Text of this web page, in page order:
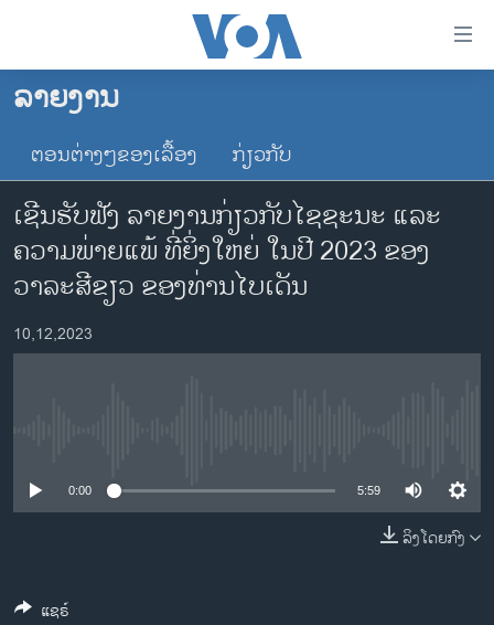
ເຂົ້າ
ຂ້າມ
ຂ້າມ
ໄປ
ຫາ
ຊອກ
ໂຮມເພຈ
ລາວ
ອາເມຣິກາ
ການເລືອກຕັ້ງ ປະທານາທີບໍດີ ສະຫະລັດ 2024
ຂ່າວ​ຈີນ
ເອເຊຍ
ວິທະຍາສາດ-ເທັກໂນໂລຈີ
ພາສາອັງກິດ
ລາຍງານ
ຕອນຕ່າງໆຂອງເລື້ອງ ກ່ຽວກັບ
ເຊີນຮັບຟັງ ລາຍງານກ່ຽວກັບໄຊຊະນະ ແລະ
ຄວາມພ່າຍແພ້ ທີ່ຍິ່ງໃຫຍ່ ໃນປີ 2023 ຂອງ
ວາລະສີຂຽວ ຂອງທ່ານໄບເດັນ
10,12,2023
0:00 5:59
ລິງໂດຍກົງ
ແຊຣ໌